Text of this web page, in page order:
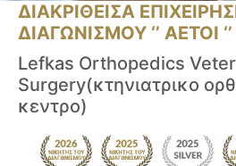
ΔΙΑΚΡΙΘΕΙΣΑ
ΔΙΑΓΩΝΙΣΜΟΥ ‘’ ΑΕΤΟΙ ‘’
Lefkas Orthopedics
Surgery(κτηνιατρικο
κεντρο)